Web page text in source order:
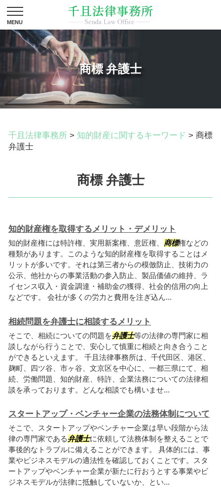
商標 弁護士
千且法律事務所 > 知的財産に関するキーワード > 商標
弁護士
商標 弁護士
知的財産権を取得するメリット・デメリット
知的財産権には特許権、実用新案権、意匠権、 商標権などの
種類があります。このような知的財産権を取得することはメ
リットが多いです。それは第三者からの模倣防止、技術力の
公示、他社からの事業活動の参入防止、製品価値の維持、ラ
イセンス収入・資金調達・補助金の獲得、社会的信用の向上
などです。 会社が多くの労力と費用を注ぎ込ん...
相続問題を弁護士に相談するメリット
そこで、相続についての問題を弁護士等の法律の専門家に相
談しながら行うことで、安心して慎重に相続と向き合うこと
ができるといえます。 千且法律事務所は、千代田区、港区、
麹町、四ツ谷、市ヶ谷、文京区を中心に、一都三県にて、相
続、労働問題、知的財産、特許、企業法務についての法律相
談を承っております。どんな相談でも構いませ...
スタートアップ・ベンチャー企業の法務体制について
そこで、スタートアップやベンチャー企業は早い段階から法
律の専門家である弁護士に依頼して法務体制を整えることで
事後的なトラブルに備えることができます。 具体的には、事
業やビジネスモデルの適法性を確認しておくことです。スタ
ートアップやベンチャー企業が新たに行おうとする事業やビ
ジネスモデルが法律に抵触していないか、とい...